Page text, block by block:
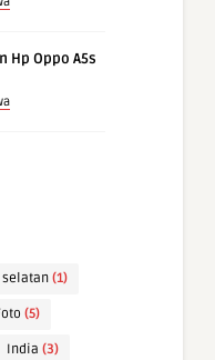
Hp Oppo A5s
(1)
(5)
India (3)